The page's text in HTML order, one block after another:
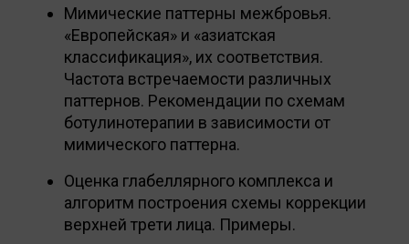
Мимические паттерны межбровья.
«Европейская» и «азиатская
классификация», их соответствия.
Частота встречаемости различных
паттернов. Рекомендации по схемам
ботулинотерапии в зависимости от
мимического паттерна.
Оценка глабеллярного комплекса и
алгоритм построения схемы коррекции
верхней трети лица. Примеры.